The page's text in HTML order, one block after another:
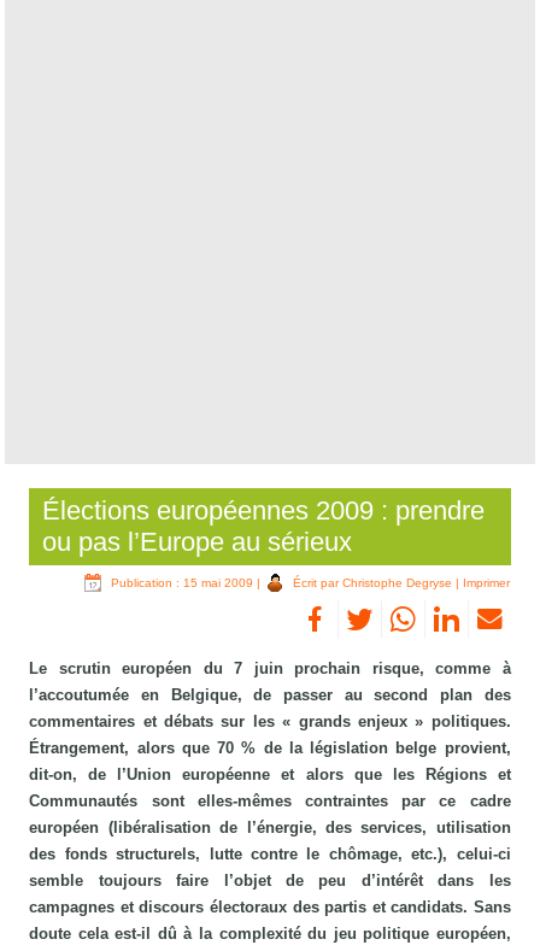
Élections européennes 2009 : prendre
ou pas l’Europe au sérieux
Publication : 15 mai 2009 | Écrit par Christophe Degryse | Imprimer
Le scrutin européen du 7 juin prochain risque, comme à
l’accoutumée en Belgique, de passer au second plan des
commentaires et débats sur les « grands enjeux » politiques.
Étrangement, alors que 70 % de la législation belge provient,
dit-on, de l’Union européenne et alors que les Régions et
Communautés sont elles-mêmes contraintes par ce cadre
européen (libéralisation de l’énergie, des services, utilisation
des fonds structurels, lutte contre le chômage, etc.), celui-ci
semble toujours faire l’objet de peu d’intérêt dans les
campagnes et discours électoraux des partis et candidats. Sans
doute cela est-il dû à la complexité du jeu politique européen,